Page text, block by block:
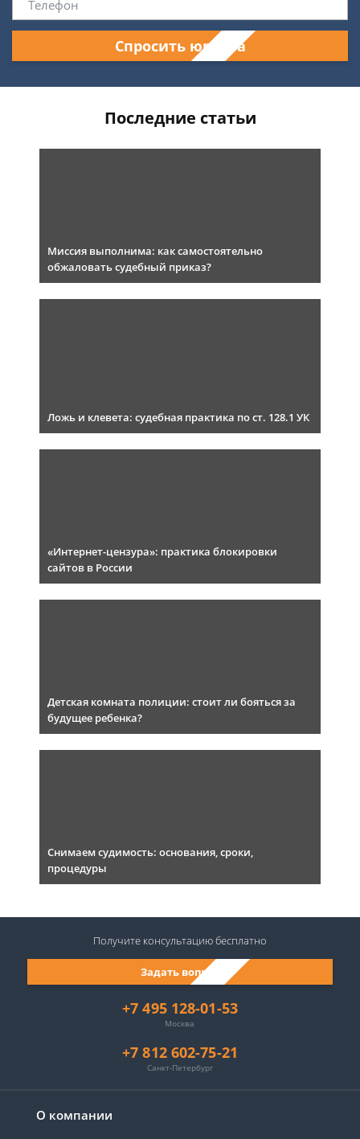
Спросить юриста
Последние статьи
Миссия выполнима: как самостоятельно
обжаловать судебный приказ?
Ложь и клевета: судебная практика по ст. 128.1 УК
«Интернет-цензура»: практика блокировки
сайтов в России
Детская комната полиции: стоит ли бояться за
будущее ребенка?
Снимаем судимость: основания, сроки,
процедуры
О компании
+7 495 128-01-53
Москва
+7 812 602-75-21
Санкт-Петербург
Задать вопрос
Получите консультациюбесплатно